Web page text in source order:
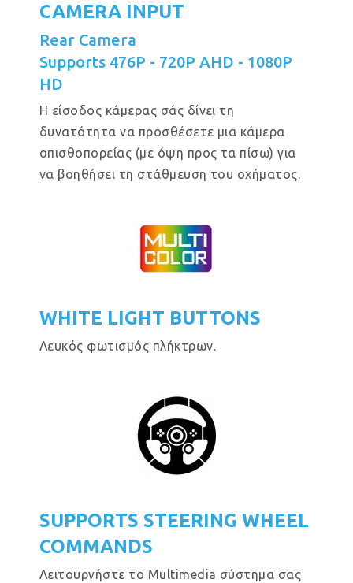
CAMERA INPUT
Rear Camera
Supports 476P - 720P AHD - 1080P
HD
Η είσοδος κάμερας σάς δίνει τη
δυνατότητα να προσθέσετε μια κάμερα
οπισθοπορείας (με όψη προς τα πίσω) για
να βοηθήσει τη στάθμευση του οχήματος.
WHITE LIGHT BUTTONS
Λευκός φωτισμός πλήκτρων.
SUPPORTS STEERING WHEEL
COMMANDS
Λειτουργήστε το Multimedia σύστημα σας